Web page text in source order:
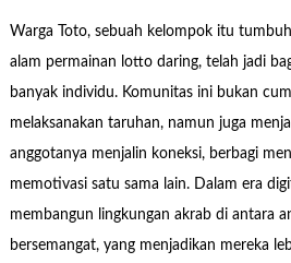
Warga Toto, sebuah kelompok itu
alam permainan lotto daring, telah jadi
banyak individu. Komunitas ini bukan
melaksanakan taruhan, namun juga
anggotanya menjalin koneksi, berbagi
memotivasi satu sama lain. Dalam era
membangun lingkungan akrab di antara
bersemangat, yang menjadikan mereka